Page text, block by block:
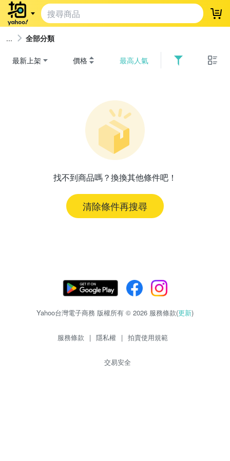
登
全部分類
最新上架 價格 最高人氣
找不到商品嗎？換換其他條件吧！
清除條件再搜尋
Yahoo台灣電子商務 版權所有 © 2026 服務條款(更新)
服務條款 | 隱私權 | 拍賣使用規範
交易安全